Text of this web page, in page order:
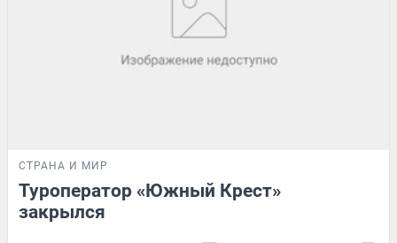
СТРАНА И МИР
Туроператор «Южный Крест»
закрылся